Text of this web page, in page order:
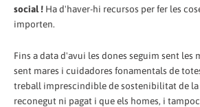
social ! Ha d'haver-hi recursos per fer les
importen.
Fins a data d'avui les dones seguim sent les
sent mares i cuidadores fonamentals de
treball imprescindible de sostenibilitat de la
reconegut ni pagat i que els homes, i